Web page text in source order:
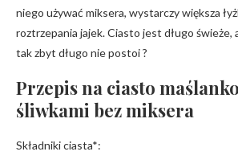
niego używać miksera, wystarczy większa
roztrzepania jajek. Ciasto jest długo świeże,
tak zbyt długo nie postoi ?
Przepis na ciasto
śliwkami bez miksera
Składniki ciasta*: